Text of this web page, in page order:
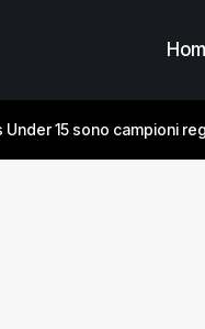
Under 15 sono campioni